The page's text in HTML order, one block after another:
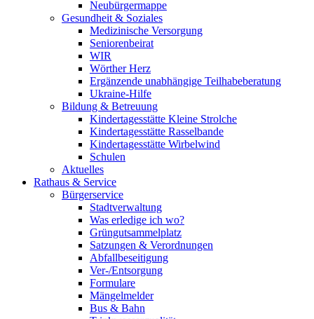
Neubürgermappe
Gesundheit & Soziales
Medizinische Versorgung
Seniorenbeirat
WIR
Wörther Herz
Ergänzende unabhängige Teilhabeberatung
Ukraine-Hilfe
Bildung & Betreuung
Kindertagesstätte Kleine Strolche
Kindertagesstätte Rasselbande
Kindertagesstätte Wirbelwind
Schulen
Aktuelles
Rathaus & Service
Bürgerservice
Stadtverwaltung
Was erledige ich wo?
Grüngutsammelplatz
Satzungen & Verordnungen
Abfallbeseitigung
Ver-/Entsorgung
Formulare
Mängelmelder
Bus & Bahn